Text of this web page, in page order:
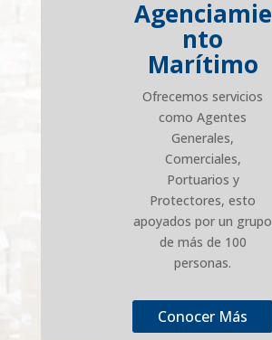
Agenciamie
nto
Marítimo
Ofrecemos servicios
como Agentes
Generales,
Comerciales,
Portuarios y
Protectores, esto
apoyados por un grupo
de más de 100
personas.
Conocer Más